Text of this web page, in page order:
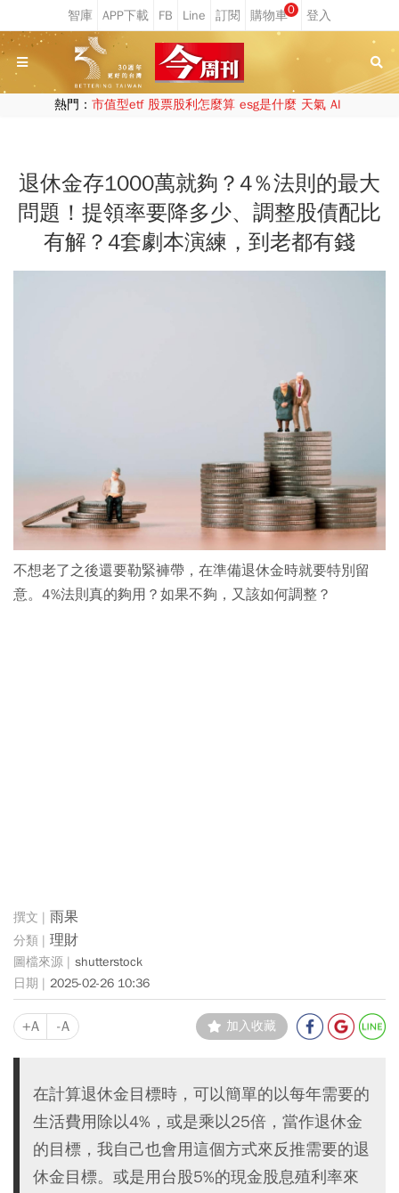
0
熱門： 市值型etf 股票股利怎麼算 esg是什麼 天氣 AI
退休金存1000萬就夠？4％法則的最大
問題！提領率要降多少、調整股債配比
有解？4套劇本演練，到老都有錢
不想老了之後還要勒緊褲帶，在準備退休金時就要特別留
意。4%法則真的夠用？如果不夠，又該如何調整？
雨果
理財
shutterstock
2025-02-26 10:36
+A -A 加入收藏
在計算退休金目標時，可以簡單的以每年需要的
生活費用除以4%，或是乘以25倍，當作退休金
的目標，我自己也會用這個方式來反推需要的退
休金目標。或是用台股5%的現金股息殖利率來